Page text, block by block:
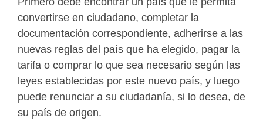
convertirse en ciudadano, completar la
documentación correspondiente, adherirse a las
nuevas reglas del país que ha elegido, pagar la
tarifa o comprar lo que sea necesario según las
leyes establecidas por este nuevo país, y luego
puede renunciar a su ciudadanía, si lo desea, de
su país de origen.